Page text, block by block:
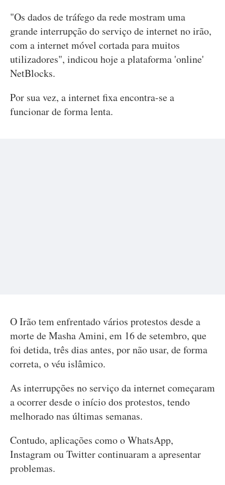
"Os dados de tráfego da rede mostram uma
grande interrupção do serviço de internet no irão,
com a internet móvel cortada para muitos
utilizadores", indicou hoje a plataforma 'online'
NetBlocks.
Por sua vez, a internet fixa encontra-se a
funcionar de forma lenta.
O Irão tem enfrentado vários protestos desde a
morte de Masha Amini, em 16 de setembro, que
foi detida, três dias antes, por não usar, de forma
correta, o véu islâmico.
As interrupções no serviço da internet começaram
a ocorrer desde o início dos protestos, tendo
melhorado nas últimas semanas.
Contudo, aplicações como o WhatsApp,
Instagram ou Twitter continuaram a apresentar
problemas.